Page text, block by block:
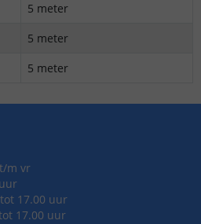
5 meter
5 meter
5 meter
m vr
17.00 uur
17.00 uur